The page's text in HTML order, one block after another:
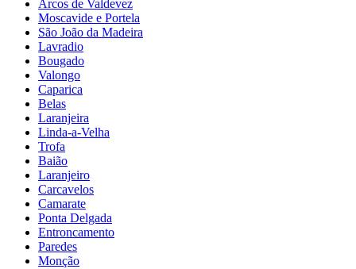
Arcos de Valdevez
Moscavide e Portela
São João da Madeira
Lavradio
Bougado
Valongo
Caparica
Belas
Laranjeira
Linda-a-Velha
Trofa
Baião
Laranjeiro
Carcavelos
Camarate
Ponta Delgada
Entroncamento
Paredes
Monção